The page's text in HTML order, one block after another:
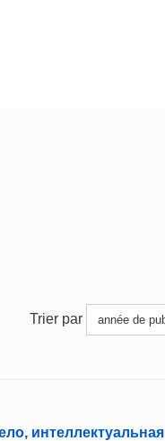
Trier par
интеллектуальная